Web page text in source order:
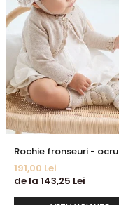
Rochie fronseuri - ocru
191,00 Lei
de la 143,25 Lei